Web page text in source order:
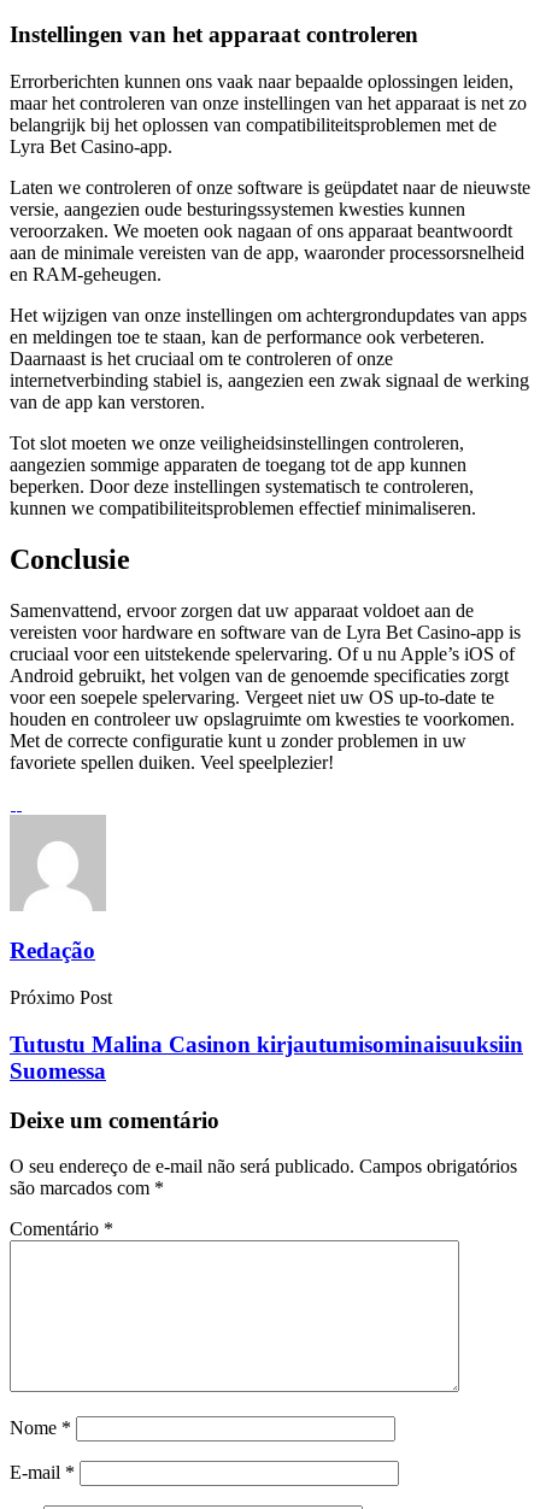
Instellingen van het apparaat controleren
Errorberichten kunnen ons vaak naar bepaalde oplossingen leiden,
maar het controleren van onze instellingen van het apparaat is net zo
belangrijk bij het oplossen van compatibiliteitsproblemen met de
Lyra Bet Casino-app.
Laten we controleren of onze software is geüpdatet naar de nieuwste
versie, aangezien oude besturingssystemen kwesties kunnen
veroorzaken. We moeten ook nagaan of ons apparaat beantwoordt
aan de minimale vereisten van de app, waaronder processorsnelheid
en RAM-geheugen.
Het wijzigen van onze instellingen om achtergrondupdates van apps
en meldingen toe te staan, kan de performance ook verbeteren.
Daarnaast is het cruciaal om te controleren of onze
internetverbinding stabiel is, aangezien een zwak signaal de werking
van de app kan verstoren.
Tot slot moeten we onze veiligheidsinstellingen controleren,
aangezien sommige apparaten de toegang tot de app kunnen
beperken. Door deze instellingen systematisch te controleren,
kunnen we compatibiliteitsproblemen effectief minimaliseren.
Conclusie
Samenvattend, ervoor zorgen dat uw apparaat voldoet aan de
vereisten voor hardware en software van de Lyra Bet Casino-app is
cruciaal voor een uitstekende spelervaring. Of u nu Apple’s iOS of
Android gebruikt, het volgen van de genoemde specificaties zorgt
voor een soepele spelervaring. Vergeet niet uw OS up-to-date te
houden en controleer uw opslagruimte om kwesties te voorkomen.
Met de correcte configuratie kunt u zonder problemen in uw
favoriete spellen duiken. Veel speelplezier!
Redação
Próximo Post
Tutustu Malina Casinon kirjautumisominaisuuksiin
Suomessa
Deixe um comentário
O seu endereço de e-mail não será publicado. Campos obrigatórios
são marcados com *
Comentário *
Nome *
E-mail *